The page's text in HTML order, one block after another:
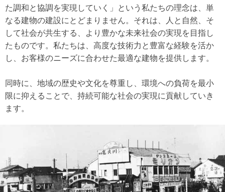
た調和と協調を実現していく」という私たちの理念は、単
なる建物の建設にとどまりません。それは、人と自然、そ
して社会が共生する、より豊かな未来社会の実現を目指し
たものです。私たちは、高度な技術力と豊富な経験を活か
し、お客様のニーズに合わせた最適な建物を提供します。
同時に、地域の歴史や文化を尊重し、環境への負荷を最小
限に抑えることで、持続可能な社会の実現に貢献していき
ます。